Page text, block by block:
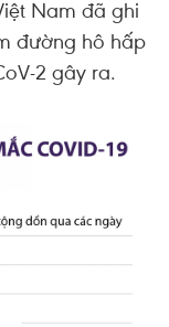
Nam đã ghi
đường hô hấp
2 gây ra.